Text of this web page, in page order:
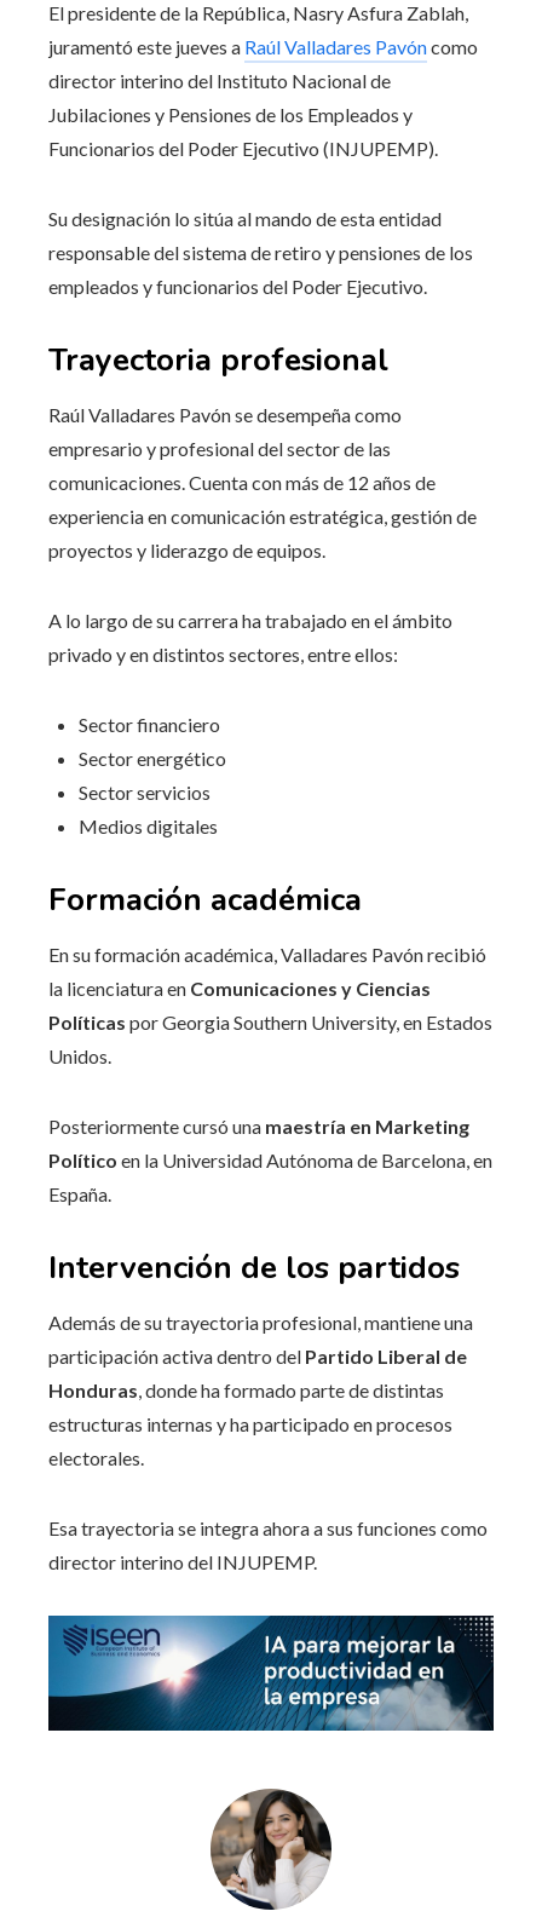
El presidente de la República, Nasry Asfura Zablah,
juramentó este jueves a Raúl Valladares Pavóncomo
director interino del Instituto Nacional de
Jubilaciones y Pensiones de los Empleados y
Funcionarios del Poder Ejecutivo (INJUPEMP).
Su designación lo sitúa al mando de esta entidad
responsable del sistema de retiro y pensiones de los
empleados y funcionarios del Poder Ejecutivo.
Trayectoria profesional
Raúl Valladares Pavón se desempeña como
empresario y profesional del sector de las
comunicaciones. Cuenta con más de 12 años de
experiencia en comunicación estratégica, gestión de
proyectos y liderazgo de equipos.
A lo largo de su carrera ha trabajado en el ámbito
privado y en distintos sectores, entre ellos:
Sector financiero
Sector energético
Sector servicios
Medios digitales
Formación académica
En su formación académica, Valladares Pavón recibió
la licenciatura en Comunicaciones y Ciencias
Políticas por Georgia Southern University, en Estados
Unidos.
Posteriormente cursó una maestría en Marketing
Político en la Universidad Autónoma de Barcelona, en
España.
Intervención de los partidos
Además de su trayectoria profesional, mantiene una
participación activa dentro del Partido Liberal de
Honduras, donde ha formado parte de distintas
estructuras internas y ha participado en procesos
electorales.
Esa trayectoria se integra ahora a sus funciones como
director interino del INJUPEMP.